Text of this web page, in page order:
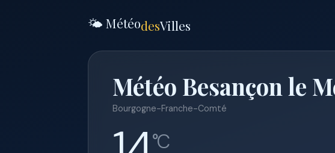
🌤️ MétéodesVilles
Météo Besançon le
Bourgogne-Franche-Comté
°C